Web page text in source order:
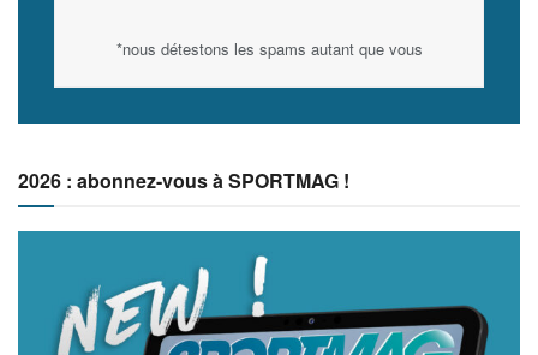
*nous détestons les spams autant que vous
2026 : abonnez-vous à SPORTMAG !